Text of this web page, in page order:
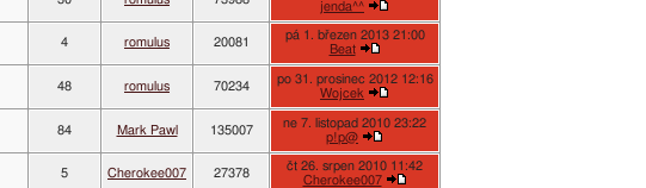
jenda^^
4 romulus 20081
pá 1. březen 2013 21:00
Beat
48 romulus 70234
po 31. prosinec 2012 12:16
Wojcek
84 Mark Pawl 135007
ne 7. listopad 2010 23:22
p!p@
5 Cherokee007 27378
čt 26. srpen 2010 11:42
Cherokee007